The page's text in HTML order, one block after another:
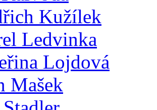
Kužílek
Ledvinka
Lojdová
Mašek